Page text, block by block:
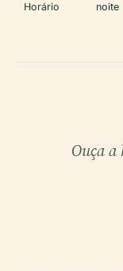
Horário
noite
Ouça